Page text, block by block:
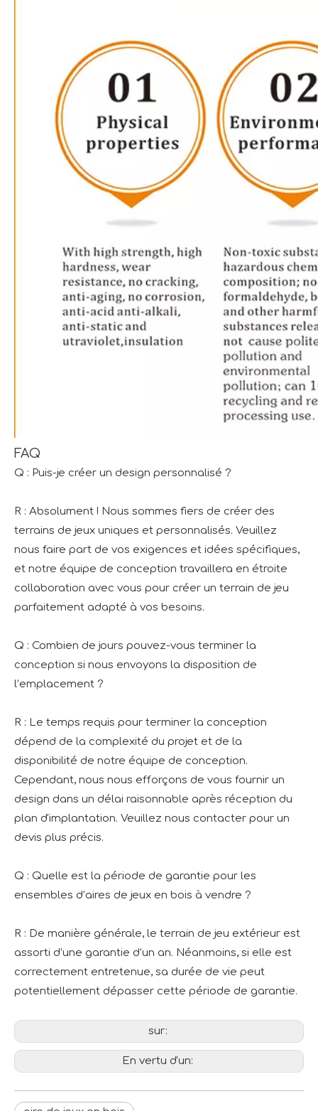
FAQ
Q : Puis-je créer un design personnalisé ?
R : Absolument ! Nous sommes fiers de créer des
terrains de jeux uniques et personnalisés. Veuillez
nous faire part de vos exigences et idées spécifiques,
et notre équipe de conception travaillera en étroite
collaboration avec vous pour créer un terrain de jeu
parfaitement adapté à vos besoins.
Q : Combien de jours pouvez-vous terminer la
conception si nous envoyons la disposition de
l’emplacement ?
R : Le temps requis pour terminer la conception
dépend de la complexité du projet et de la
disponibilité de notre équipe de conception.
Cependant, nous nous efforçons de vous fournir un
design dans un délai raisonnable après réception du
plan d'implantation. Veuillez nous contacter pour un
devis plus précis.
Q : Quelle est la période de garantie pour les
ensembles d’aires de jeux en bois à vendre ?
R : De manière générale, le terrain de jeu extérieur est
assorti d’une garantie d’un an. Néanmoins, si elle est
correctement entretenue, sa durée de vie peut
potentiellement dépasser cette période de garantie.
sur:
En vertu d'un: